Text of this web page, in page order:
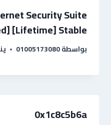
Security Suite
[Lifetime] Stable
بواسطة01005173080
0x1c8c5b6a